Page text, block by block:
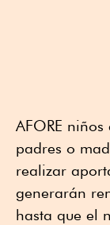
AFORE
padres o
realizar
generarán
hasta que el